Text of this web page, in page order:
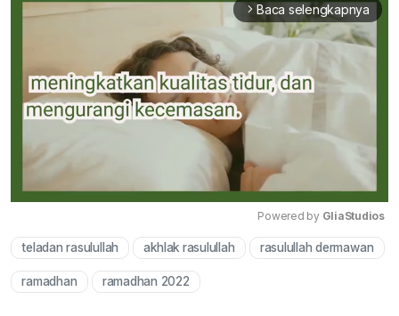
arrow_forward_ios Baca selengkapnya
Mute
Powered by GliaStudios
teladan rasulullah akhlak rasulullah rasulullah dermawan
ramadhan ramadhan 2022